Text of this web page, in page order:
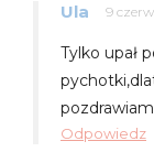
Ula 9
Tylko upał
pozdrawiam
Odpowiedz